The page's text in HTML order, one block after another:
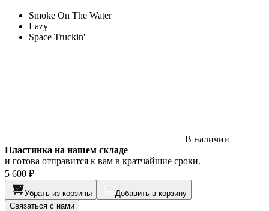
Smoke On The Water
Lazy
Space Truckin'
В наличии
Пластинка на нашем складе
и готова отправится к вам в кратчайшие сроки.
5 600 ₽
Убрать из корзины
Добавить в корзину
Связаться с нами